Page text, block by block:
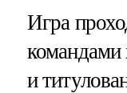
Игра
командами
и